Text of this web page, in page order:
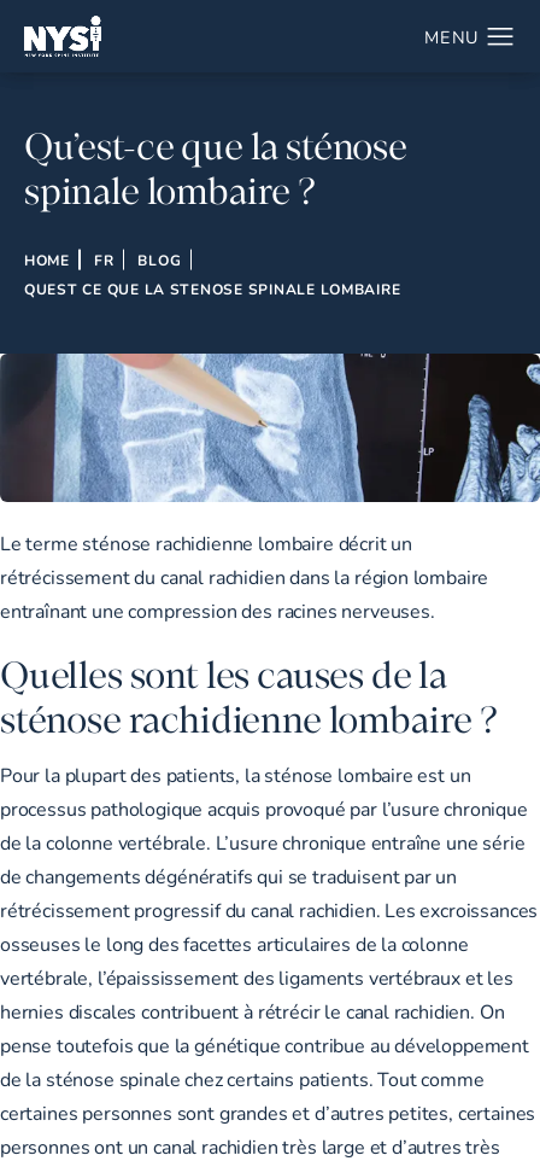
Qu’est-ce que la sténose
spinale lombaire ?
HOME FR
BLOG
QUEST CE QUE LA STENOSE SPINALE LOMBAIRE
Le terme sténose rachidienne lombaire décrit un
rétrécissement du canal rachidien dans la région lombaire
entraînant une compression des racines nerveuses.
Quelles sont les causes de la
sténose rachidienne lombaire ?
Pour la plupart des patients, la sténose lombaire est un
processus pathologique acquis provoqué par l’usure chronique
de la colonne vertébrale. L’usure chronique entraîne une série
de changements dégénératifs qui se traduisent par un
rétrécissement progressif du canal rachidien. Les excroissances
osseuses le long des facettes articulaires de la colonne
vertébrale, l’épaississement des ligaments vertébraux et les
hernies discales contribuent à rétrécir le canal rachidien. On
pense toutefois que la génétique contribue au développement
de la sténose spinale chez certains patients. Tout comme
certaines personnes sont grandes et d’autres petites, certaines
personnes ont un canal rachidien très large et d’autres très